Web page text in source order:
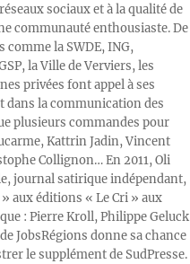
sociaux et à la qualité de
communauté enthousiaste. De
la SWDE, ING,
la Ville de Verviers, les
privées font appel à ses
dans la communication des
plusieurs commandes pour
Kattrin Jadin, Vincent
Collignon… En 2011, Oli
journal satirique indépendant,
aux éditions « Le Cri » aux
: Pierre Kroll, Philippe Geluck
JobsRégions donne sa chance
le supplément de SudPresse.